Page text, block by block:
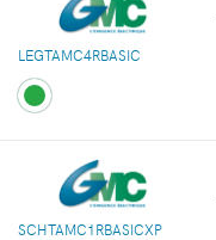
LEGTAMC4RBASIC
SCHTAMC1RBASICXP